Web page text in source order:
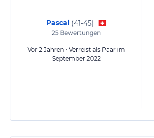
Pascal (41-45)
25 Bewertungen
Vor 2 Jahren • Verreist als Paar im
September 2022